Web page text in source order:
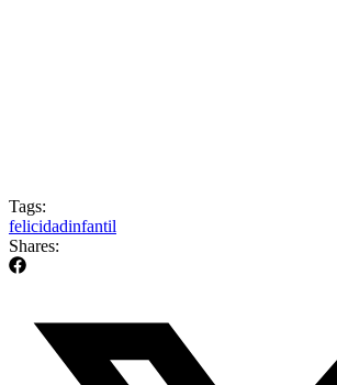
Tags:
felicidadinfantil
Shares: